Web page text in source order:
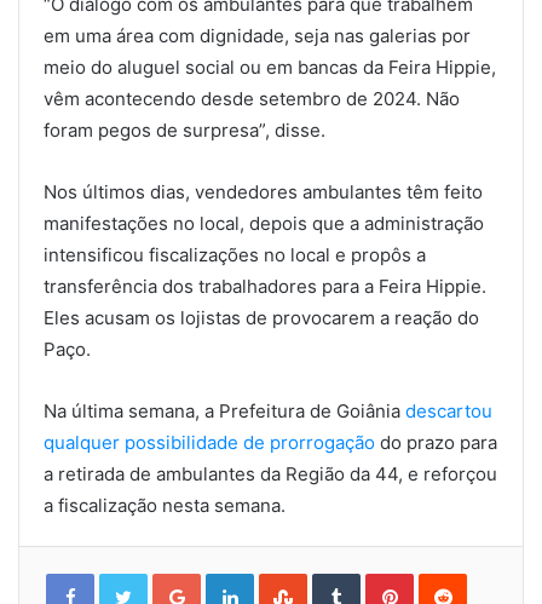
“O diálogo com os ambulantes para que trabalhem
em uma área com dignidade, seja nas galerias por
meio do aluguel social ou em bancas da Feira Hippie,
vêm acontecendo desde setembro de 2024. Não
foram pegos de surpresa”, disse.
Nos últimos dias, vendedores ambulantes têm feito
manifestações no local, depois que a administração
intensificou fiscalizações no local e propôs a
transferência dos trabalhadores para a Feira Hippie.
Eles acusam os lojistas de provocarem a reação do
Paço.
Na última semana, a Prefeitura de Goiânia descartou
qualquer possibilidade de prorrogação do prazo para
a retirada de ambulantes da Região da 44, e reforçou
a fiscalização nesta semana.
Google+LinkedInStumbleUpon
TumblrPinterestReddit